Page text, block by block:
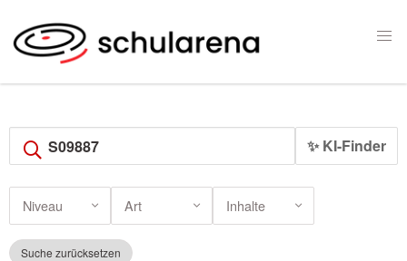
✨ KI-Finder
Niveau Art Inhalte
Suche zurücksetzen